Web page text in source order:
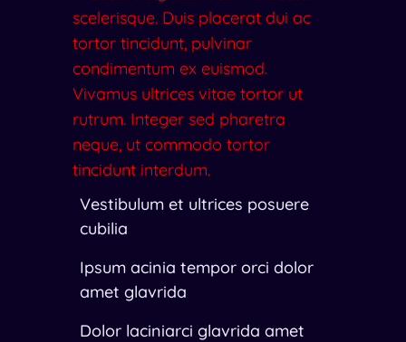
scelerisque. Duis placerat dui ac
tortor tincidunt, pulvinar
condimentum ex euismod.
Vivamus ultrices vitae tortor ut
rutrum. Integer sed pharetra
neque, ut commodo tortor
tincidunt interdum.
Vestibulum et ultrices posuere
cubilia
Ipsum acinia tempor orci dolor
amet glavrida
Dolor laciniarci glavrida amet